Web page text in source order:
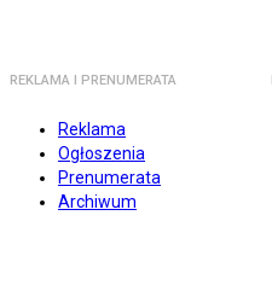
REKLAMA I PRENUMERATA
Reklama
Ogłoszenia
Prenumerata
Archiwum